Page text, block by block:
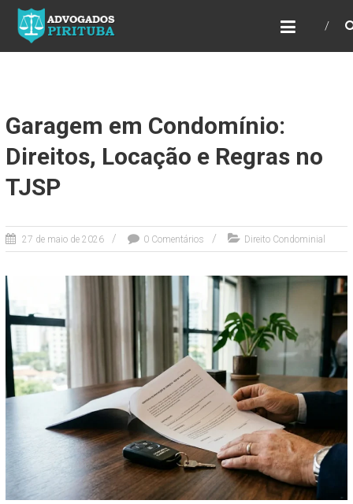
ADVOGADOS PIRITUBA
Precisando de advogado? Entre em contato!
Fazemos toda a assessoria que você
Garagem em Condomínio:
Direitos, Locação e Regras no
TJSP
27 de maio de 2026 0 Comentários Direito Condominial